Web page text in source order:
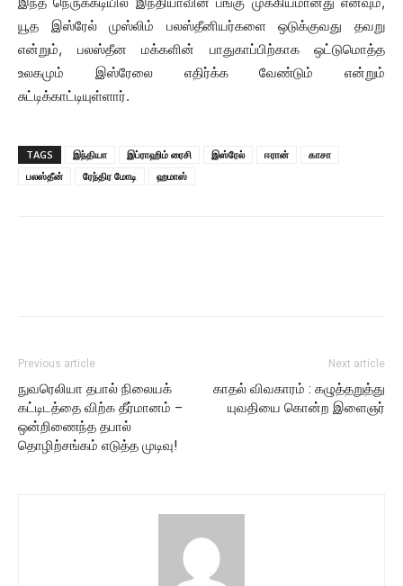
யூத இஸ்ரேல் முஸ்லிம் பலஸ்தீனியர்களை ஒடுக்குவது தவறு
என்றும், பலஸ்தீன மக்களின் பாதுகாப்பிற்காக ஒட்டுமொத்த
உலகமும் இஸ்ரேலை எதிர்க்க வேண்டும் என்றும்
சுட்டிக்காட்டியுள்ளார்.
TAGS இந்தியா இப்ராஹிம் ரைசி இஸ்ரேல் ஈரான்
காசா
பலஸ்தீன்
ரேந்திர மோடி ஹமாஸ்
Previous article
நுவரெலியா தபால் நிலையக்
கட்டிடத்தை விற்க தீர்மானம் –
ஒன்றிணைந்த தபால்
தொழிற்சங்கம் எடுத்த முடிவு!
Next article
காதல் விவகாரம் : கழுத்தறுத்து
யுவதியை கொன்ற இளைஞர்